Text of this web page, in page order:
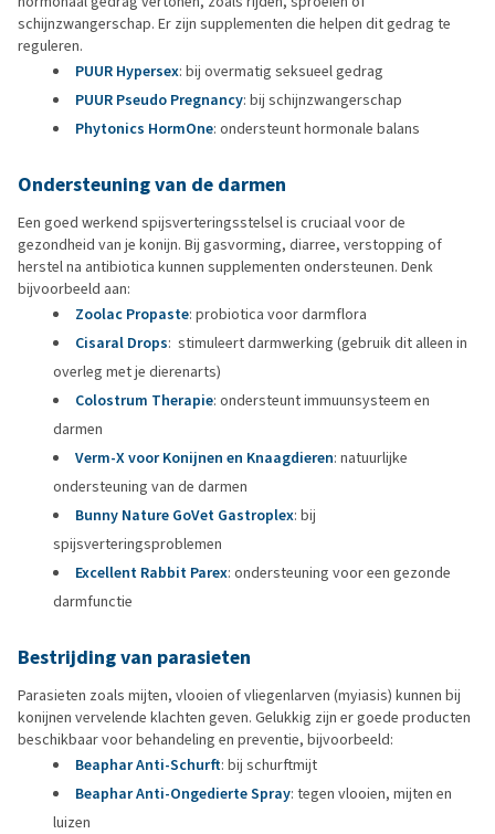
schijnzwangerschap. Er zijn supplementen die helpen dit gedrag te
reguleren.
PUUR Hypersex: bij overmatig seksueel gedrag
PUUR Pseudo Pregnancy: bij schijnzwangerschap
Phytonics HormOne: ondersteunt hormonale balans
Ondersteuning van de darmen
Een goed werkend spijsverteringsstelsel is cruciaal voor de
gezondheid van je konijn. Bij gasvorming, diarree, verstopping of
herstel na antibiotica kunnen supplementen ondersteunen. Denk
bijvoorbeeld aan:
Zoolac Propaste: probiotica voor darmflora
Cisaral Drops: stimuleert darmwerking (gebruik dit alleen in
overleg met je dierenarts)
Colostrum Therapie: ondersteunt immuunsysteem en
darmen
Verm-X voor Konijnen en Knaagdieren: natuurlijke
ondersteuning van de darmen
Bunny Nature GoVet Gastroplex: bij
spijsverteringsproblemen
Excellent Rabbit Parex: ondersteuning voor een gezonde
darmfunctie
Bestrijding van parasieten
Parasieten zoals mijten, vlooien of vliegenlarven (myiasis) kunnen bij
konijnen vervelende klachten geven. Gelukkig zijn er goede producten
beschikbaar voor behandeling en preventie, bijvoorbeeld:
Beaphar Anti-Schurft: bij schurftmijt
Beaphar Anti-Ongedierte Spray: tegen vlooien, mijten en
luizen